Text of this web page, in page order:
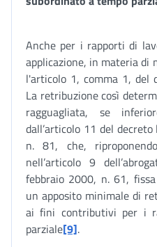
Anche per i rapporti di
applicazione, in materia
l'articolo 1, comma 1, del
La retribuzione così
ragguagliata, se
dall’articolo 11 del
n. 81, che,
nell’articolo 9
febbraio 2000, n. 61,
un apposito minimale di
ai fini contributivi per i
parziale[9].